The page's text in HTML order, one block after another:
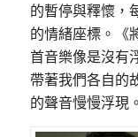
的暫停與釋懷，
的情緒座標。《
首音樂像是沒有
帶著我們各自的
的聲音慢慢浮現。